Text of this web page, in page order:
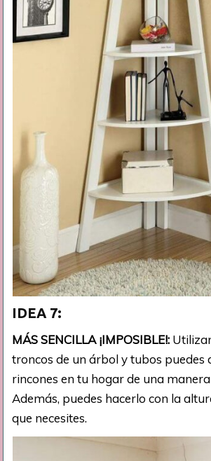
IDEA 7:
MÁS SENCILLA ¡IMPOSIBLE!:
troncos de un árbol y tubos puedes
rincones en tu hogar de una
Además, puedes hacerlo con la
que necesites.